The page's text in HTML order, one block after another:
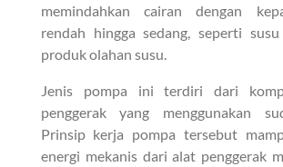
memindahkan cairan dengan
rendah hingga sedang, seperti
produk olahan susu.
Jenis pompa ini terdiri dari
penggerak yang menggunakan
Prinsip kerja pompa tersebut
energi mekanis dari alat penggerak